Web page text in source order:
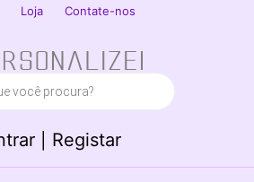
Loja Contate-nos
| Registar